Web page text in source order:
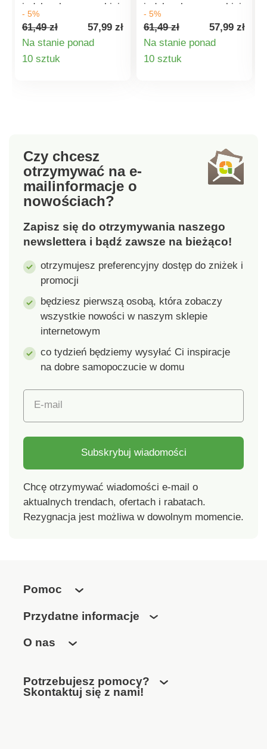
jadalnych są wysokiej
jakości obrusy. Obrus
może zdziałać
mistrzowską magię w
atmosferze
100% poliester.
Wymiary: 140 x 200
cm.
- 5%
61,49 zł
57,99 zł
Na stanie ponad
10 sztuk
jadalnych są wysokiej
jakości obrusy. Obrus
może zdziałać
mistrzowską magię w
atmosferze
100% poliester.
Wymiary: 140 x 200
- 5%
61,49 zł
57,99 zł
Na stanie ponad
10 sztuk
Czy chcesz
otrzymywać na e-
mailinformacje o
nowościach?
Zapisz się do otrzymywania naszego
newslettera i bądź zawsze na bieżąco!
otrzymujesz preferencyjny dostęp do zniżek i
promocji
będziesz pierwszą osobą, która zobaczy
wszystkie nowości w naszym sklepie
internetowym
co tydzień będziemy wysyłać Ci inspiracje
na dobre samopoczucie w domu
E-mail
Subskrybuj wiadomości
Chcę otrzymywać wiadomości e-mail o
aktualnych trendach, ofertach i rabatach.
Rezygnacja jest możliwa w dowolnym momencie.
Pomoc
Przydatne informacje
O nas
Potrzebujesz pomocy?
Skontaktuj się z nami!